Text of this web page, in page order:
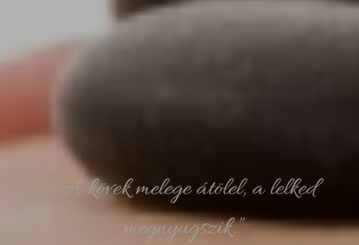
„A kövek melege átölel, a lelked
megnyugszik.”